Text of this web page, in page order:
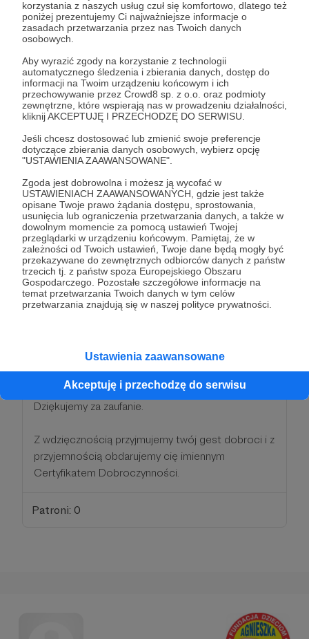
korzystania z naszych usług czuł się komfortowo, dlatego też
poniżej prezentujemy Ci najważniejsze informacje o
zasadach przetwarzania przez nas Twoich danych
osobowych.
Aby wyrazić zgody na korzystanie z technologii
automatycznego śledzenia i zbierania danych, dostęp do
informacji na Twoim urządzeniu końcowym i ich
przechowywanie przez Crowd8 sp. z o.o. oraz podmioty
zewnętrzne, które wspierają nas w prowadzeniu działalności,
kliknij AKCEPTUJĘ I PRZECHODZĘ DO SERWISU.
Jeśli chcesz dostosować lub zmienić swoje preferencje
dotyczące zbierania danych osobowych, wybierz opcję
"USTAWIENIA ZAAWANSOWANE".
Zgoda jest dobrowolna i możesz ją wycofać w
USTAWIENIACH ZAAWANSOWANYCH, gdzie jest także
opisane Twoje prawo żądania dostępu, sprostowania,
usunięcia lub ograniczenia przetwarzania danych, a także w
dowolnym momencie za pomocą ustawień Twojej
przeglądarki w urządzeniu końcowym. Pamiętaj, że w
zależności od Twoich ustawień, Twoje dane będą mogły być
przekazywane do zewnętrznych odbiorców danych z państw
trzecich tj. z państw spoza Europejskiego Obszaru
Gospodarczego. Pozostałe szczegółowe informacje na
temat przetwarzania Twoich danych w tym celów
przetwarzania znajdują się w naszej polityce prywatności.
Ustawienia zaawansowane
Akceptuję i przechodzę do serwisu
Patroni: 0
50 zł miesięcznie
grona Patronów Fundacji "Agnieszka" :)
Dziękujemy za zaufanie.
Z wdzięcznością przyjmujemy twój gest dobroci i z
przyjemnością obdarujemy cię imiennym
Certyfikatem Dobroczynności.
Patroni: 0
Jesteśmy uradowani i szczęśliwi, że dołączyłeś do
grona Patronów Fundacji "Agnieszka" :)
Dziękujemy za zaufanie.
Z wdzięcznością przyjmujemy twój gest dobroci i z
przyjemnością obdarujemy cię imiennym
Certyfikatem Dobroczynności.
Patroni: 0